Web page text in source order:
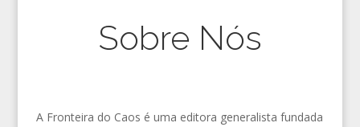
Sobre Nós
A Fronteira do Caos é uma editora generalista fundada